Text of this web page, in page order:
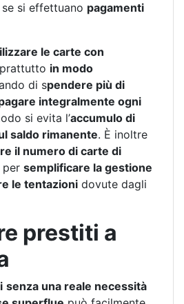
si effettuano pagamenti
le carte con
in modo
di spendere più di
integralmente ogni
si evita l’accumulo di
saldo rimanente. È inoltre
il numero di carte di
per semplificare la gestione
le tentazioni dovute dagli
prestiti a
senza una reale necessità